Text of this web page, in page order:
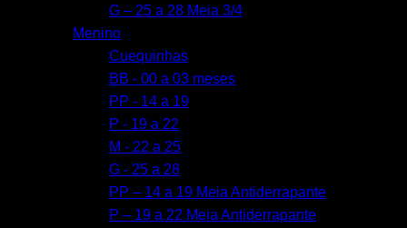
G – 25 a 28 Meia 3/4
Menino
Cuequinhas
BB - 00 a 03 meses
PP - 14 a 19
P - 19 a 22
M - 22 a 25
G - 25 a 28
PP – 14 a 19 Meia Antiderrapante
P – 19 a 22 Meia Antiderrapante